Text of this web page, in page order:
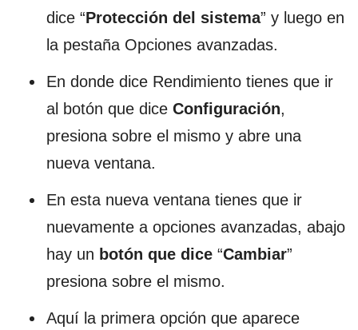
dice “Protección del sistema” y luego en
la pestaña Opciones avanzadas.
En donde dice Rendimiento tienes que ir
al botón que dice Configuración,
presiona sobre el mismo y abre una
nueva ventana.
En esta nueva ventana tienes que ir
nuevamente a opciones avanzadas, abajo
hay un botón que dice “Cambiar”
presiona sobre el mismo.
Aquí la primera opción que aparece